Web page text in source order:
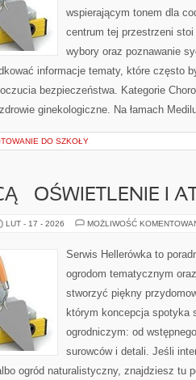
wspierającym tonem dla
centrum tej przestrzeni
wybory oraz poznawanie
informacje tematy, które często
bezpieczeństwa. Kategorie
ginekologiczne. Na łamach
DO SZKOŁY
– OŚWIETLENIE I
LUT - 17 - 2026 MOŻLIWOŚĆ
Serwis Hellerówka to
ogrodom tematycznym
stworzyć piękny
którym koncepcja spotyka
ogrodniczym: od
surowców i detali. Jeśli
ogród naturalistyczny, znajdziesz tu